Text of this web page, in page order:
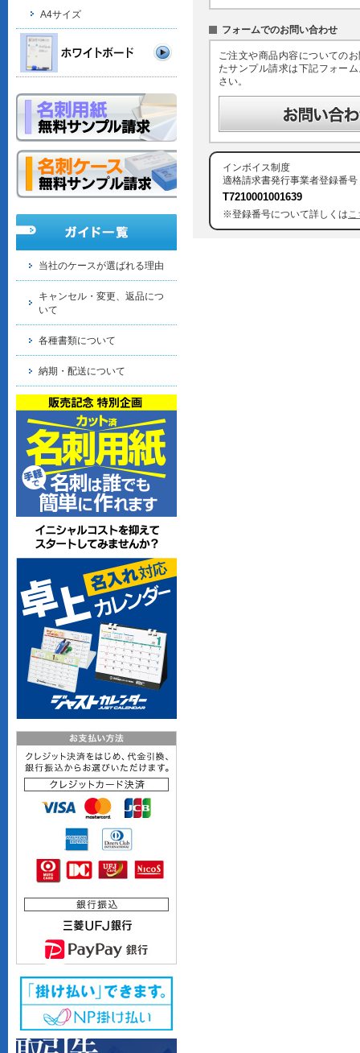
フォームでのお問い合わせ
ご注文や商品内容についての
たサンプル請求は下記フォー
さい。
インボイス制度
適格請求書発行事業者登録番号
T7210001001639
※登録番号について詳しくはこ
A4サイズ
当社のケースが選ばれる理由
キャンセル・変更、返品につ
いて
各種書類について
納期・配送について